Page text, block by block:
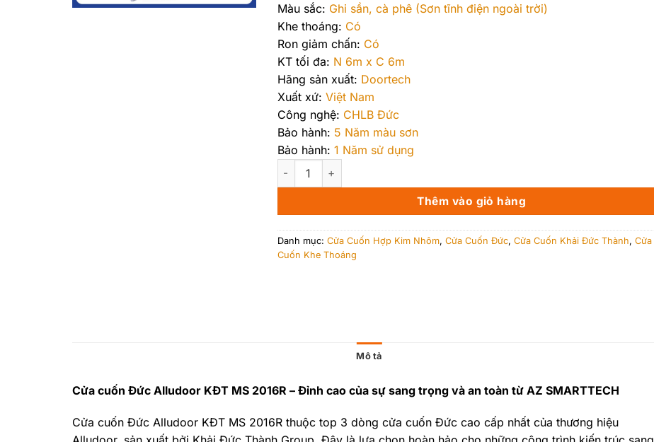
Màu sắc: Ghi sần, cà phê (Sơn tĩnh điện ngoài trời)
Khe thoáng: Có
Ron giảm chấn: Có
KT tối đa: N 6m x C 6m
Hãng sản xuất: Doortech
Xuất xứ: Việt Nam
Công nghệ: CHLB Đức
Bảo hành: 5 Năm màu sơn
Bảo hành: 1 Năm sử dụng
Cửa Cuốn Đức Khe Thoáng Alludoor Khải Đức Thành MS 2016R số lượng
Thêm vào giỏ hàng
Danh mục: Cửa Cuốn Hợp Kim Nhôm, Cửa Cuốn Đức, Cửa Cuốn Khải Đức Thành, Cửa
Cuốn Khe Thoáng
Mô tả
Cửa cuốn Đức Alludoor KĐT MS 2016R – Đỉnh cao của sự sang trọng và an toàn từ AZ SMARTTECH
Cửa cuốn Đức Alludoor KĐT MS 2016R thuộc top 3 dòng cửa cuốn Đức cao cấp nhất của thương hiệu